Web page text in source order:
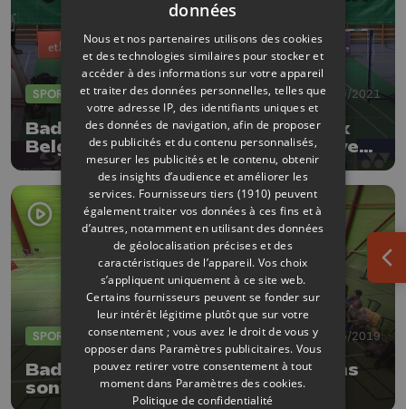
SPORTS 25/09/2021
Badminton : Une édition du Yonex
Belgian Junior plus petite mais avec
du beau monde à Herstal
SPORTS 12/05/2019
Badminton : les champions wallons
sont liégeois
données
Nous et nos partenaires utilisons des cookies
et des technologies similaires pour stocker et
accéder à des informations sur votre appareil
et traiter des données personnelles, telles que
votre adresse IP, des identifiants uniques et
des données de navigation, afin de proposer
des publicités et du contenu personnalisés,
mesurer les publicités et le contenu, obtenir
des insights d’audience et améliorer les
services. Fournisseurs tiers (1910) peuvent
également traiter vos données à ces fins et à
d’autres, notamment en utilisant des données
de géolocalisation précises et des
caractéristiques de l’appareil. Vos choix
s’appliquent uniquement à ce site web.
Certains fournisseurs peuvent se fonder sur
leur intérêt légitime plutôt que sur votre
consentement ; vous avez le droit de vous y
opposer dans Paramètres publicitaires. Vous
pouvez retirer votre consentement à tout
moment dans Paramètres des cookies.
Politique de confidentialité